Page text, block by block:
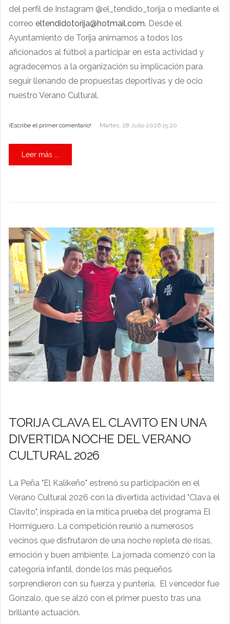
del perfil de Instagram @el_tendido_torija o mediante el
correo eltendidotorija@hotmail.com. Desde el
Ayuntamiento de Torija animamos a todos los
aficionados al fútbol a participar en esta actividad y
agradecemos a la organización su implicación para
seguir llenando de propuestas deportivas y de ocio
nuestro Verano Cultural.
¡Escribe el primer comentario! Martes, 28 Julio 2026 15:20
Leer más ...
TORIJA CLAVA EL CLAVITO EN UNA
DIVERTIDA NOCHE DEL VERANO
CULTURAL 2026
La Peña "El Kalikeño" estrenó su participación en el
Verano Cultural 2026 con la divertida actividad "Clava el
Clavito", inspirada en la mítica prueba del programa El
Hormiguero. La competición reunió a numerosos
vecinos que disfrutaron de una noche repleta de risas,
emoción y buen ambiente. La jornada comenzó con la
categoría infantil, donde los más pequeños
sorprendieron con su fuerza y puntería. El vencedor fue
Gonzalo, que se alzó con el primer puesto tras una
brillante actuación.